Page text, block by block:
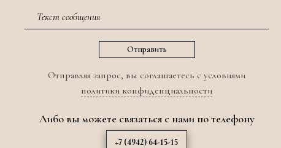
Отправляя запрос, вы соглашаетесь с условиями
политики конфиденциальности
Либо вы можете связаться с нами по телефону
+7 (4942) 64-15-15